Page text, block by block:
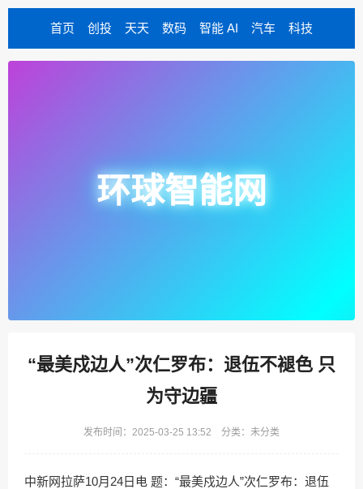
首页 创投 天天 数码 智能 AI 汽车 科技
环球智能网
“最美戍边人”次仁罗布：退伍不褪色 只
为守边疆
发布时间：2025-03-25 13:52 分类：未分类
中新网拉萨10月24日电 题：“最美戍边人”次仁罗布：退伍